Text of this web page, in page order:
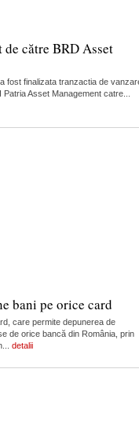
de către BRD Asset
fost finalizata tranzactia de
Asset Management catre...
bani pe orice card
care permite depunerea de
de orice bancă din România, prin
detalii